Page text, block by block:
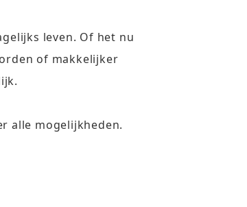
leven. Of het nu
of makkelijker
alle mogelijkheden.